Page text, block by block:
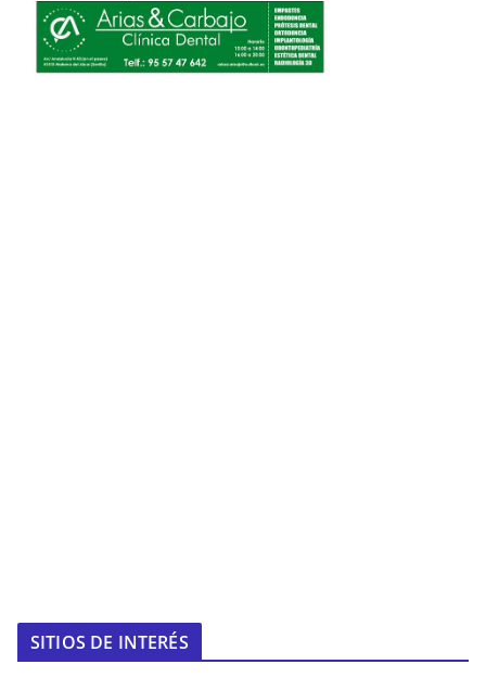
SITIOS DE INTERÉS